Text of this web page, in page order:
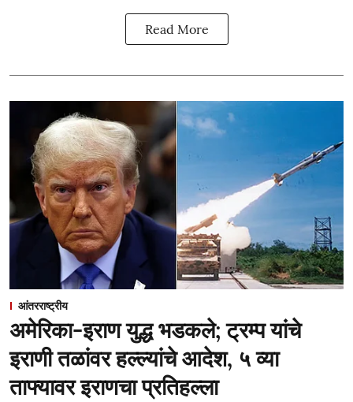
Read More
आंतरराष्ट्रीय
अमेरिका-इराण युद्ध भडकले; ट्रम्प यांचे
इराणी तळांवर हल्ल्यांचे आदेश, ५ व्या
ताफ्यावर इराणचा प्रतिहल्ला